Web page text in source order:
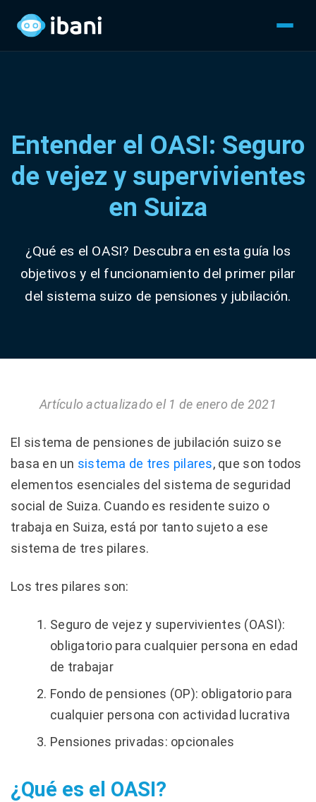
Entender el OASI: Seguro
de vejez y supervivientes
en Suiza
¿Qué es el OASI? Descubra en esta guía los
objetivos y el funcionamiento del primer pilar
del sistema suizo de pensiones y jubilación.
Artículo actualizado el 1 de enero de 2021
El sistema de pensiones de jubilación suizo se
basa en un sistema de tres pilares, que son todos
elementos esenciales del sistema de seguridad
social de Suiza. Cuando es residente suizo o
trabaja en Suiza, está por tanto sujeto a ese
sistema de tres pilares.
Los tres pilares son:
Seguro de vejez y supervivientes (OASI):
obligatorio para cualquier persona en edad
de trabajar
Fondo de pensiones (OP): obligatorio para
cualquier persona con actividad lucrativa
Pensiones privadas: opcionales
¿Qué es el OASI?